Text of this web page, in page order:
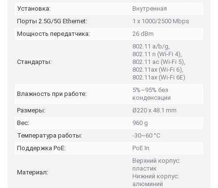
Установка:
Внутренная
Порты 2.5G/5G Ethernet:
1 x 1000/2500 Mbps
Мощность передатчика:
26 dBm
Стандарты:
802.11 a/b/g,
802.11 n (Wi-Fi 4),
802.11 ac (Wi-Fi 5),
802.11ax (Wi-Fi 6),
802.11ax (Wi-Fi 6E)
Влажность при работе:
5%~95% без
конденсации
Размеры:
Ø220 x 48.1 mm
Вес:
960 g
Температура работы:
-30~60 °C
Поддержка PoE:
PoE In
Материал:
Верхний корпус:
пластик
Нижний корпус:
алюминий